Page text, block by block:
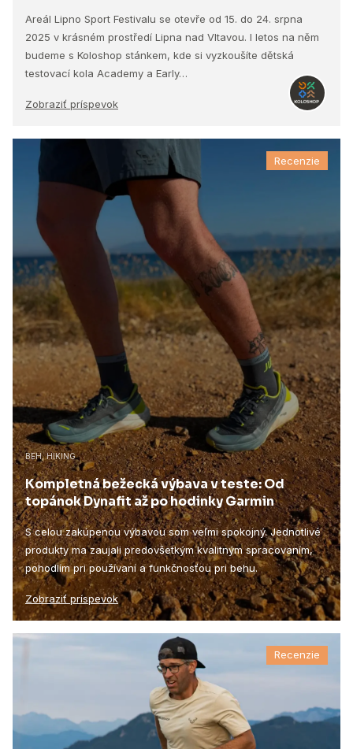
Areál Lipno Sport Festivalu se otevře od 15. do 24. srpna
2025 v krásném prostředí Lipna nad Vltavou. I letos na něm
budeme s Koloshop stánkem, kde si vyzkoušíte dětská
testovací kola Academy a Early…
Zobraziť príspevok
Recenzie
BEH, HIKING
Kompletná bežecká výbava v teste: Od
topánok Dynafit až po hodinky Garmin
S celou zakúpenou výbavou som veľmi spokojný. Jednotlivé
produkty ma zaujali predovšetkým kvalitným spracovaním,
pohodlím pri používaní a funkčnosťou pri behu.
Zobraziť príspevok
Recenzie